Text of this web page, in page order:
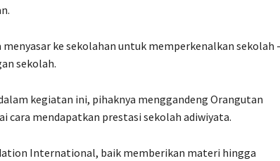
ke sekolahan untuk memperkenalkan sekolah -
sekolah.
kegiatan ini, pihaknya menggandeng Orangutan
mendapatkan prestasi sekolah adiwiyata.
International, baik memberikan materi hingga